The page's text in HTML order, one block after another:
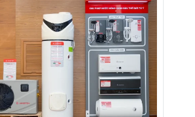
hiệu suất mạnh mẽ
vàchi phí vận hành
thấp